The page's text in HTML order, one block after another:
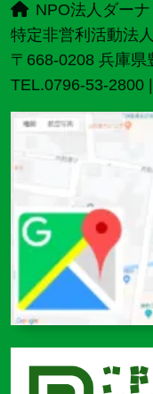
NPO法人ダーナ
特定非営利活動法人
〒668-0208 兵庫
TEL.0796-53-2800